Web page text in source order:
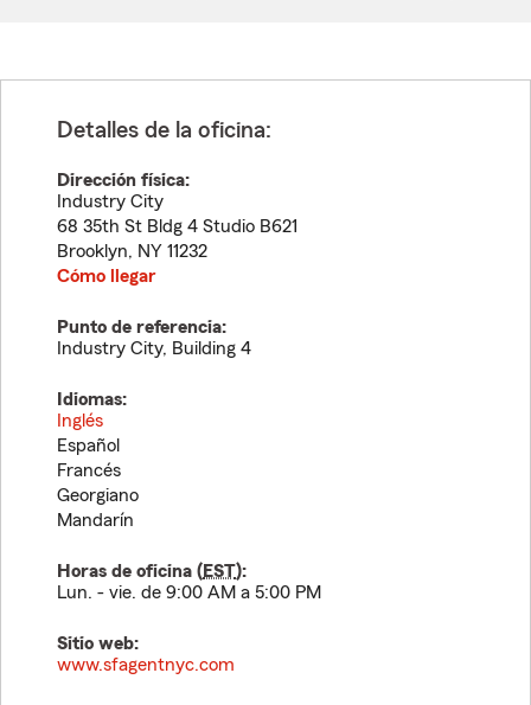
Detalles de la oficina:
Dirección física:
Industry City
68 35th St Bldg 4 Studio B621
Brooklyn, NY 11232
Cómo llegar
Punto de referencia:
Industry City, Building 4
Idiomas:
Inglés
Español
Francés
Georgiano
Mandarín
Horas de oficina (EST):
Lun. - vie. de 9:00 AM a 5:00 PM
Sitio web:
www.sfagentnyc.com